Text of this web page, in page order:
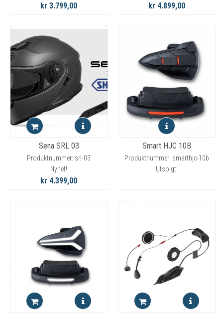
kr 3.799,00 kr 4.899,00
Sena SRL 03
Produktnummer: srl-03
Nyhet!
kr 4.399,00
Smart HJC 10B
Produktnummer: smarthjc-10b
Utsolgt!